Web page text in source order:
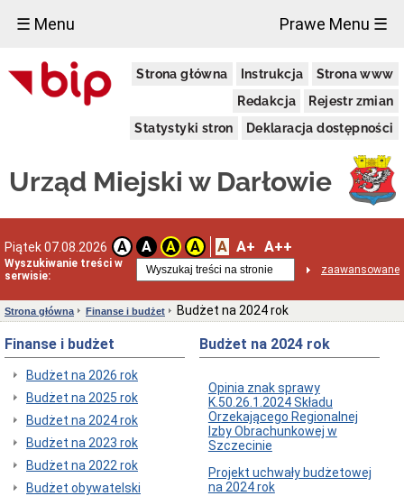
☰ Menu Prawe Menu ☰
Strona główna Instrukcja
Strona www
Redakcja
Rejestr zmian
Statystyki stron
Deklaracja dostępności
Urząd Miejski w Darłowie
Piątek 07.08.2026 A A A A A A+ A++
Wyszukiwanie treści w
serwisie:
zaawansowane
Urząd
Miejski
Dane
otwarcia
Regulamin
Urzędu
Referaty
Samodzielne
Stanowiska
Oświadczenia
majątkowe
Standardy
Małoletnich
Okręgi
obwody
wyborcze
Okręgi
Strona główna Finanse i budżet Budżet na 2024 rok
Finanse i budżet
Budżet na 2026 rok
Budżet na 2025 rok
Budżet na 2024 rok
Budżet na 2023 rok
Budżet na 2022 rok
Budżet obywatelski
Budżet na 2024 rok
Opinia znak sprawy
K.50.26.1.2024 Składu
Orzekającego Regionalnej
Izby Obrachunkowej w
Szczecinie
Projekt uchwały budżetowej
na 2024 rok
×